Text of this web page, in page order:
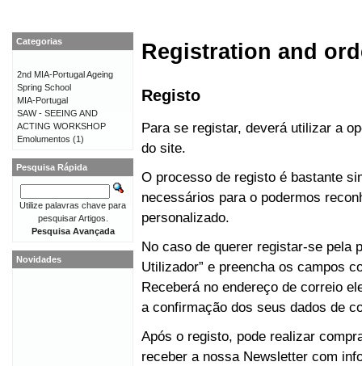
Registration and
Registo
Para se registar, deverá utilizar a
do site.
O processo de registo é bastante
necessários para o podermos
personalizado.
No caso de querer registar-se pela
Utilizador” e preencha os campos
Receberá no endereço de correio
a confirmação dos seus dados de
Após o registo, pode realizar
receber a nossa Newsletter com
Categorias
2nd MIA-Portugal Ageing
Spring School
MIA-Portugal
SAW - SEEING AND
ACTING WORKSHOP
Emolumentos (1)
Pesquisa Rápida
Utilize palavras chave para
pesquisar Artigos.
Pesquisa Avançada
Novidades